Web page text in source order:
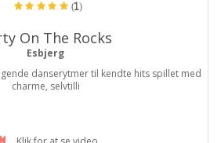
(1)
On The Rocks
Esbjerg
danserytmer til kendte hits spillet med
charme, selvtilli